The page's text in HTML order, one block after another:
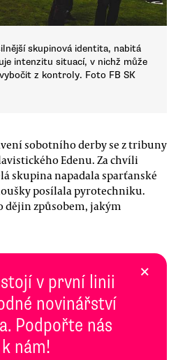
skupinová identita, nabitá
intenzitu situací, v nichž může
z kontroly. Foto FB SK
sobotního derby se z tribuny
Edenu. Za chvíli
skupina napadala sparťanské
posílala pyrotechniku.
dějin způsobem, jakým
v první linii
novinářství
Podpořte nás
nám!
×